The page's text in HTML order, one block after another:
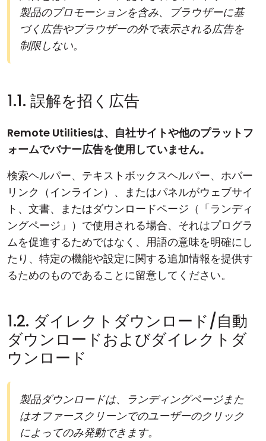
製品のプロモーションを含み、ブラウザーに基
づく広告やブラウザーの外で表示される広告を
制限しない。
1.1. 誤解を招く広告
Remote Utilitiesは、自社サイトや他のプラットフ
ォームでバナー広告を使用していません。
検索ヘルパー、テキストボックスヘルパー、ホバー
リンク（インライン）、またはパネルがウェブサイ
ト、文書、またはダウンロードページ（「ランディ
ングページ」）で使用される場合、それはプログラ
ムを促進するためではなく、用語の意味を明確にし
たり、特定の機能や設定に関する追加情報を提供す
るためのものであることに留意してください。
1.2. ダイレクトダウンロード/自動
ダウンロードおよびダイレクトダ
ウンロード
製品ダウンロードは、ランディングページまた
はオファースクリーンでのユーザーのクリック
によってのみ発動できます。